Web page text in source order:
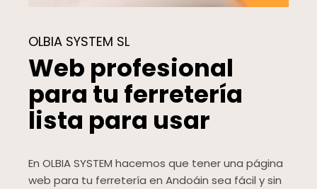
OLBIA SYSTEM SL
Web profesional
para tu ferretería
lista para usar
En OLBIA SYSTEM hacemos que tener una página
web para tu ferretería en Andoáin sea fácil y sin